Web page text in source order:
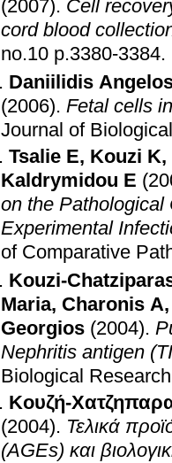
(2007). Cell
cord blood
no.10 p.3380-3384.
Daniilidis
(2006). Fetal cells
Journal of
Tsalie E, Kouzi K,
Kaldrymidou E
on the Pathological
Experimental
of Comparative
Kouzi-
Maria, Charonis A
Georgios (2004).
Nephritis antigen
Biological Research
Κουζή-
(2004). Τελικά
(AGEs) και